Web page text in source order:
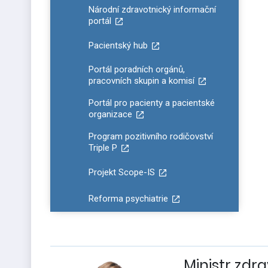
Národní zdravotnický informační
portál
Pacientský hub
Portál poradních orgánů,
pracovních skupin a komisí
Portál pro pacienty a pacientské
organizace
Program pozitivního rodičovství
Triple P
Projekt Scope-IS
Reforma psychiatrie